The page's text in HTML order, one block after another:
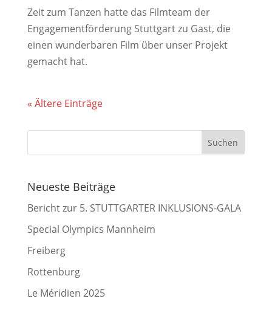
Zeit zum Tanzen hatte das Filmteam der
Engagementförderung Stuttgart zu Gast, die
einen wunderbaren Film über unser Projekt
gemacht hat.
« Ältere Einträge
Neueste Beiträge
Bericht zur 5. STUTTGARTER INKLUSIONS-GALA
Special Olympics Mannheim
Freiberg
Rottenburg
Le Méridien 2025